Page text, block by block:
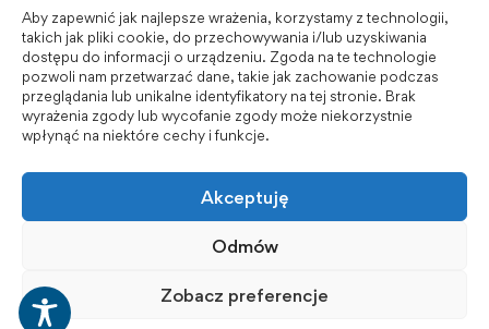
Aby zapewnić jak najlepsze wrażenia, korzystamy z technologii,
takich jak pliki cookie, do przechowywania i/lub uzyskiwania
dostępu do informacji o urządzeniu. Zgoda na te technologie
pozwoli nam przetwarzać dane, takie jak zachowanie podczas
przeglądania lub unikalne identyfikatory na tej stronie. Brak
wyrażenia zgody lub wycofanie zgody może niekorzystnie
wpłynąć na niektóre cechy i funkcje.
Akceptuję
Odmów
Zobacz preferencje
BIP - Biuletyn Informacji Publicznej PWSZ -
archiwum
Social Media
© 2001-2026 Akademia Nauk Stosowanych w Raciborzu